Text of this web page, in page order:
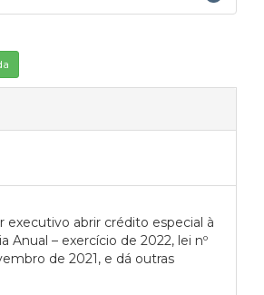
executivo abrir crédito especial à
Anual – exercício de 2022, lei nº
de 2021, e dá outras